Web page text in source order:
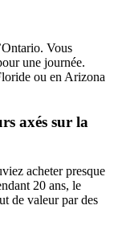
Vous
une journée.
ou en Arizona
axés sur la
acheter presque
20 ans, le
de valeur par des